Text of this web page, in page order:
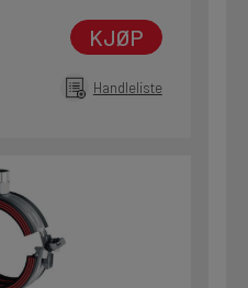
KJØP
Handleliste